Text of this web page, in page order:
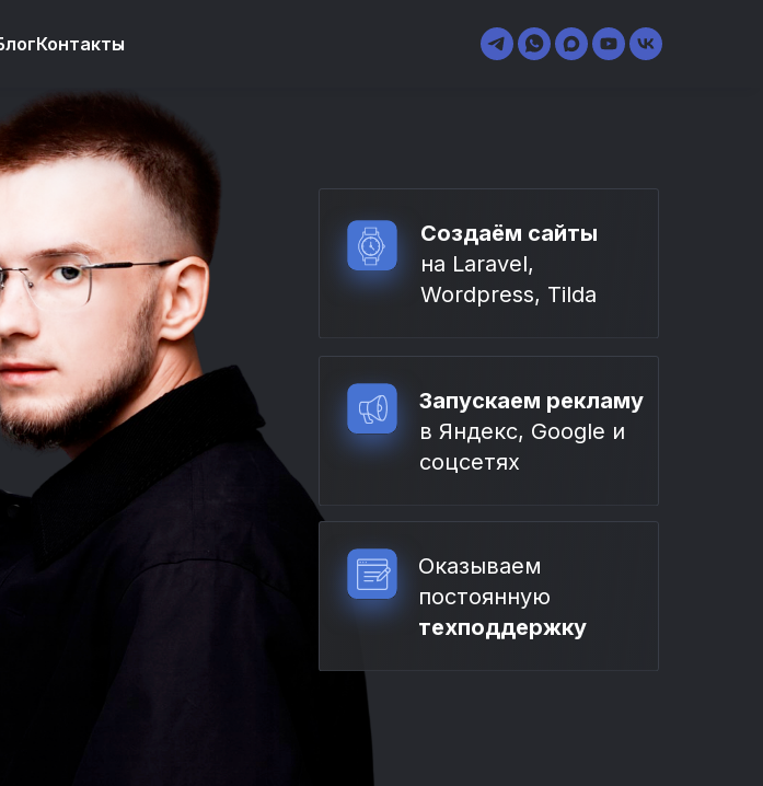
Контакты
Создаём сайты
на Laravel,
Wordpress, Tilda
Запускаем рекламу
в Яндекс, Google и
соцсетях
Оказываем
постоянную
техподдержку